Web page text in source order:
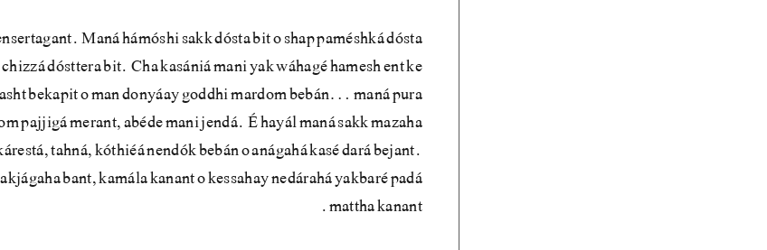
Maná hámóshi sakk dósta bit o shap paméshká dósta
dósttera bit. Cha kasániá mani yak wáhagé hamesh ent ke
bekapit o man donyáay goddhi mardom bebán… maná pura
pajjigá merant, abéde mani jendá. É hayál maná sakk mazaha
tahná, kóthiéá nendók bebán o anágahá kasé dará bejant.
bant, kamála kanant o kessahay nedárahá yakbaré padá
mattha kanant.